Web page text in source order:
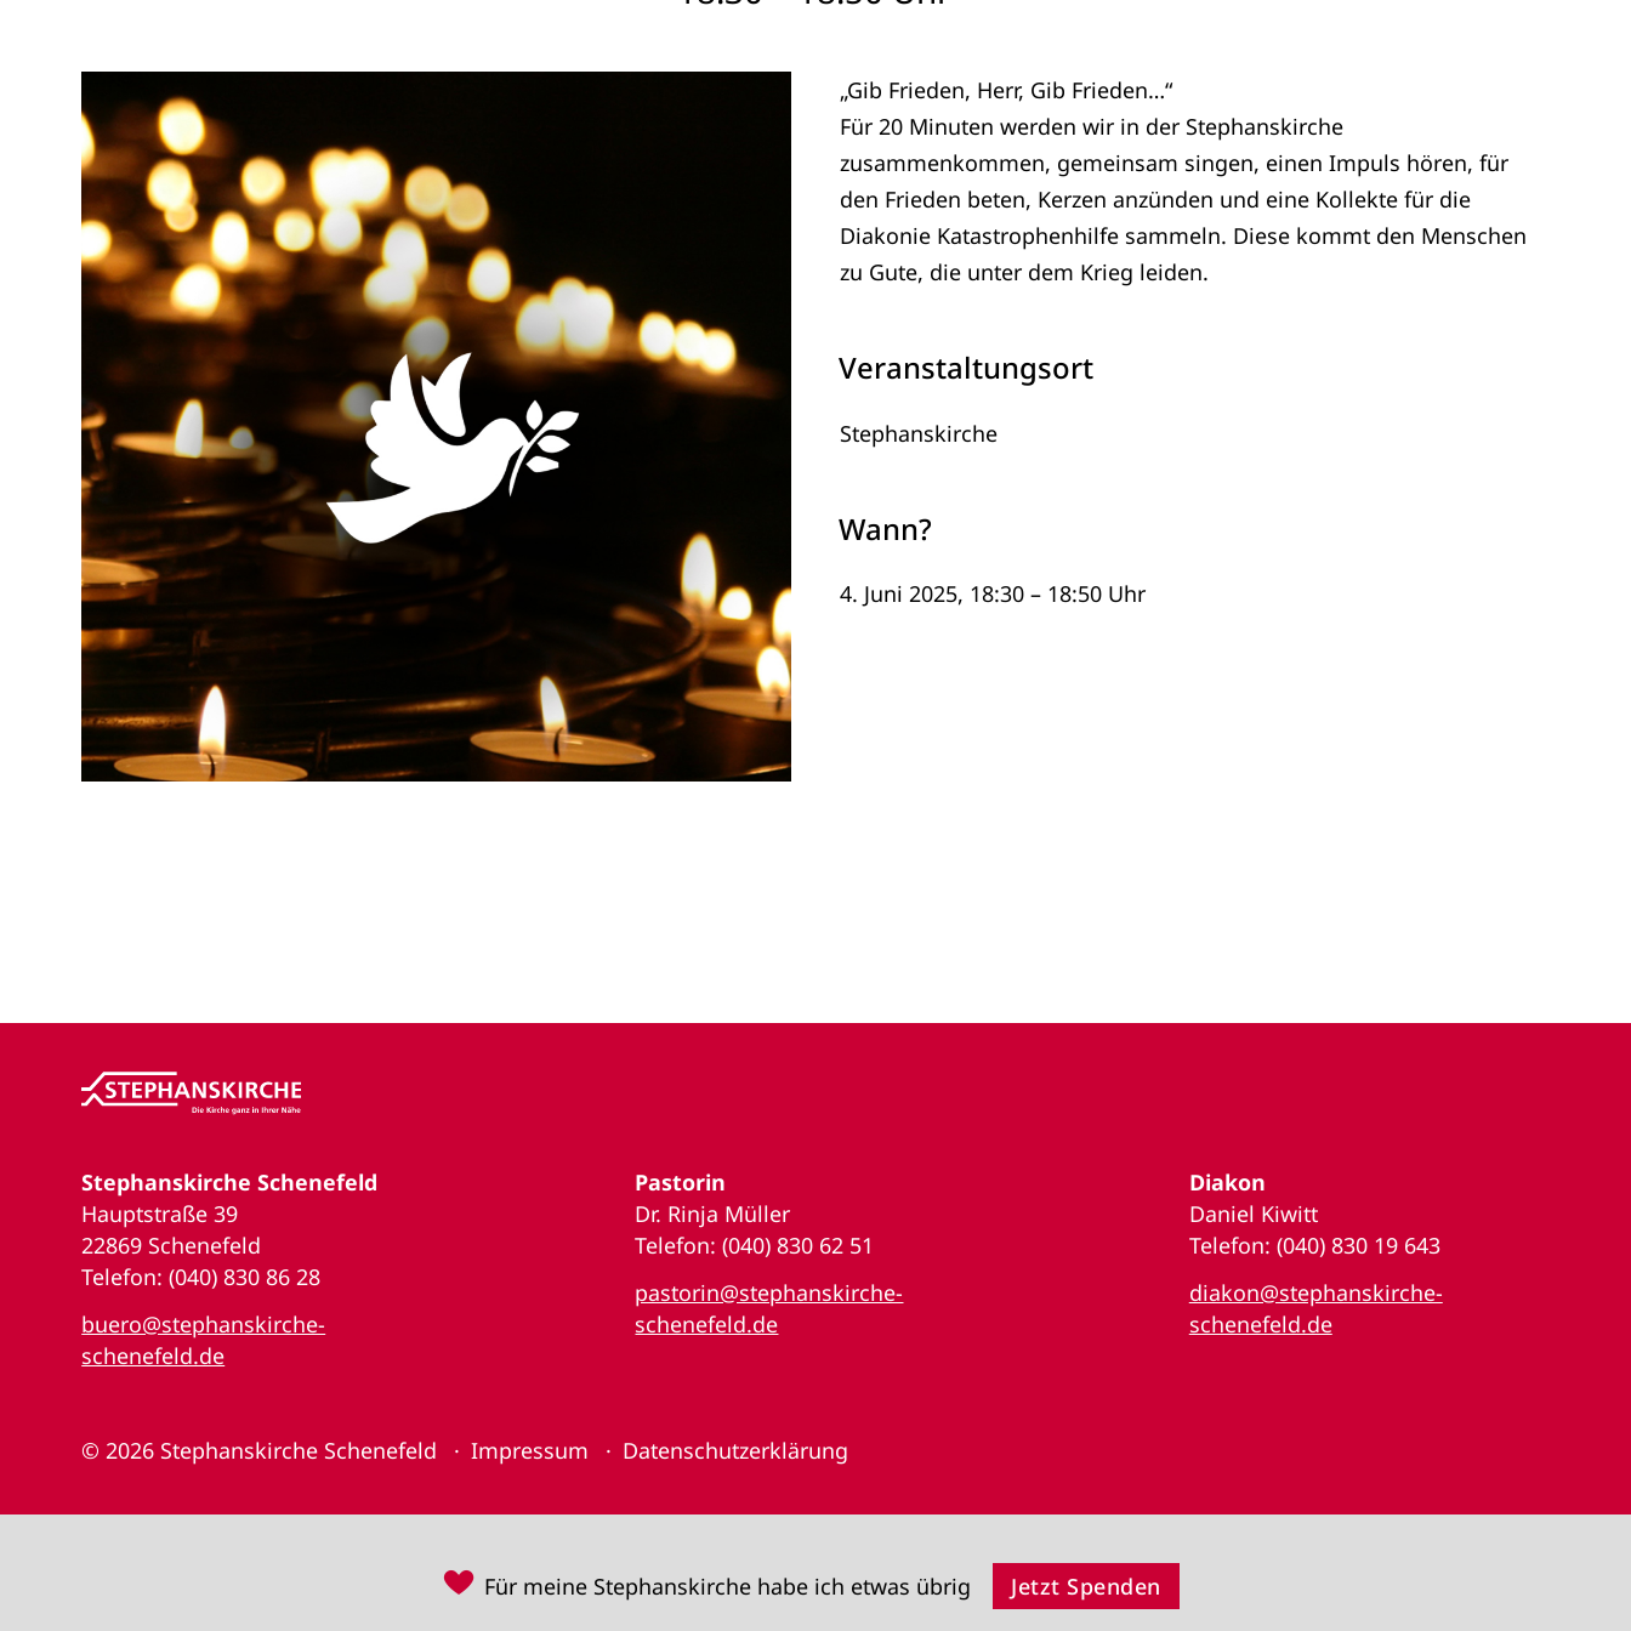
„Gib Frieden, Herr, Gib Frieden…“
Für 20 Minuten werden wir in der Stephanskirche
zusammenkommen, gemeinsam singen, einen Impuls hören, für
den Frieden beten, Kerzen anzünden und eine Kollekte für die
Diakonie Katastrophenhilfe sammeln. Diese kommt den Menschen
zu Gute, die unter dem Krieg leiden.
Veranstaltungsort
Stephanskirche
Wann?
4. Juni 2025, 18:30 – 18:50 Uhr
Stephanskirche Schenefeld
Hauptstraße 39
22869 Schenefeld
Telefon: (040) 830 86 28
buero@stephanskirche-
schenefeld.de
Pastorin
Dr. Rinja Müller
Telefon: (040) 830 62 51
pastorin@stephanskirche-
schenefeld.de
Diakon
Daniel Kiwitt
Telefon: (040) 830 19 643
diakon@stephanskirche-
schenefeld.de
© 2026 Stephanskirche Schenefeld Impressum Datenschutzerklärung
♥ Für meine Stephanskirche habe ich etwas übrig Jetzt Spenden